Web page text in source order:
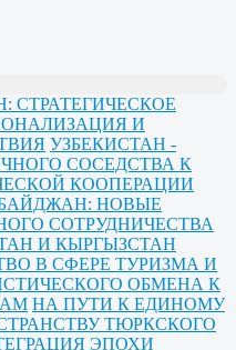
СТРАТЕГИЧЕСКОЕ
И
УЗБЕКИСТАН -
СОСЕДСТВА К
КООПЕРАЦИИ
НОВЫЕ
СОТРУДНИЧЕСТВА
И КЫРГЫЗСТАН
В СФЕРЕ ТУРИЗМА И
ОБМЕНА К
НА ПУТИ К ЕДИНОМУ
ТЮРКСКОГО
ЭПОХИ